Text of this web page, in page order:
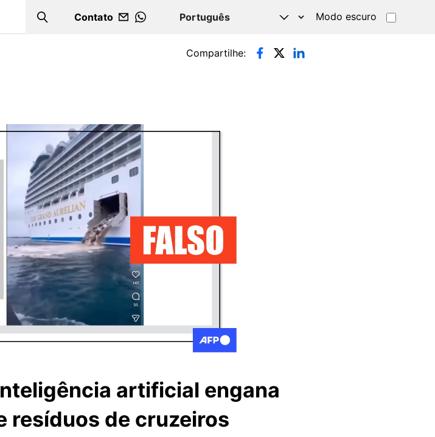
Search
Contato
WHATSAPP
Modo escuro
Compartilhe:
artificial engana
resíduos de cruzeiros